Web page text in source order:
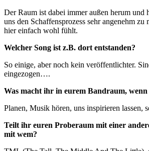
Der Raum ist dabei immer außen herum und
uns den Schaffensprozess sehr angenehm zu
hier einfach wohl fühlt.
Welcher Song ist z.B. dort entstanden?
So einige, aber noch kein veröffentlichter.
eingezogen….
Was macht ihr in eurem Bandraum,
Planen, Musik hören, uns inspirieren lassen,
Teilt ihr euren Proberaum mit einer
mit wem?